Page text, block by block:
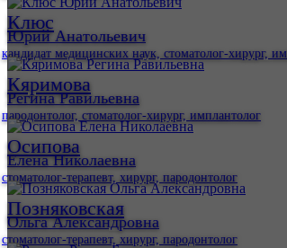
Клюс
Юрий Анатольевич
кандидат медицинских наук, стоматолог-хирург,
Кяримова
Регина Равильевна
пародонтолог, стоматолог-хирург, имплантолог
Осипова
Елена Николаевна
стоматолог-терапевт, хирург, пародонтолог
Позняковская
Ольга Александровна
стоматолог-терапевт, хирург, пародонтолог